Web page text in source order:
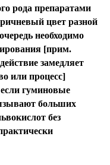
рода препаратами
цвет разной
необходимо
[прим.
замедляет
или процесс]
гуминовые
больших
без